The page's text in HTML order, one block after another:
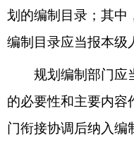
划的编制目录；其中
编制目录应当报本级
规划编制部门应当
的必要性和主要内容
门衔接协调后纳入编